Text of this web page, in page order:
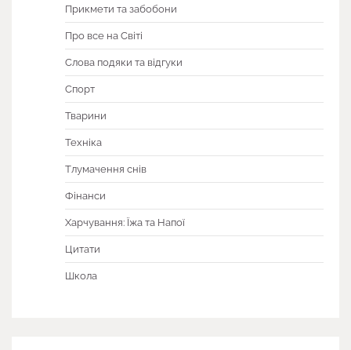
Прикмети та забобони
Про все на Світі
Слова подяки та відгуки
Спорт
Тварини
Техніка
Тлумачення снів
Фінанси
Харчування: Їжа та Напої
Цитати
Школа